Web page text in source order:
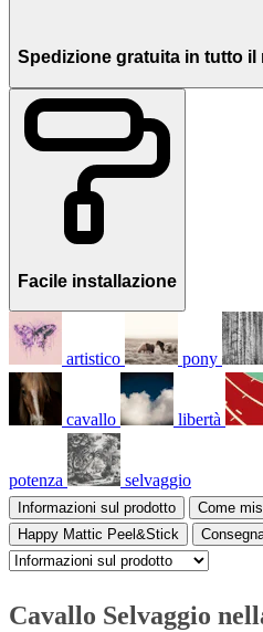
Spedizione gratuita in tutto il
Facile installazione
artistico pony
cavallo libertà
potenza selvaggio
Informazioni sul prodotto Come
Happy Mattic Peel&Stick
Cavallo Selvaggio